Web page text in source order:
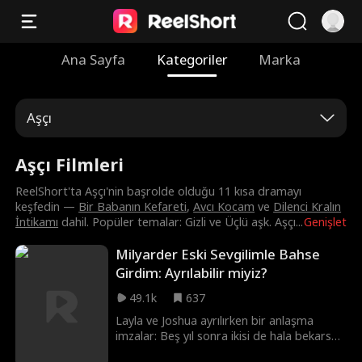
Ana Sayfa Kategoriler Marka
Aşçı
Aşçı Filmleri
Genişlet
ReelShort'ta Aşçı'nin başrolde olduğu 11 kısa dramayı
keşfedin — Bir Babanın Kefareti,Avcı Kocam ve Dilenci Kralın
İntikamı dahil. Popüler temalar: Gizli ve Üçlü aşk. Aşçı...
Milyarder Eski Sevgilimle Bahse
Girdim: Ayrılabilir miyiz?
49.1k
637
Layla ve Joshua ayrılırken bir anlaşma
imzalar: Beş yıl sonra ikisi de hala bekarsa